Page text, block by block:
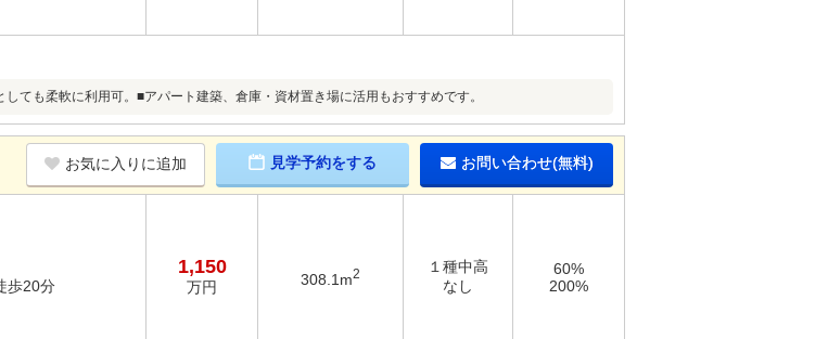
ても柔軟に利用可。■アパート建築、倉庫・資材置き場に活用もおすすめです。
お気に入りに追加 見学予約をする お問い合わせ(無料)
歩20分
1,150
万円 308.1m2
１種中高
なし
60%
200%